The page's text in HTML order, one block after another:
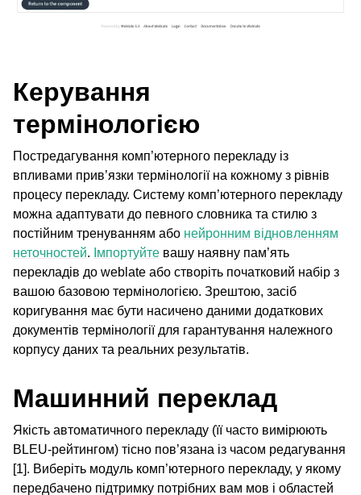
Керування
термінологією
Постредагування комп’ютерного перекладу із
впливами прив’язки термінології на кожному з рівнів
процесу перекладу. Систему комп’ютерного перекладу
можна адаптувати до певного словника та стилю з
постійним тренуванням або нейронним відновленням
неточностей. Імпортуйте вашу наявну пам’ять
перекладів до weblate або створіть початковий набір з
вашою базовою термінологією. Зрештою, засіб
коригування має бути насичено даними додаткових
документів термінології для гарантування належного
корпусу даних та реальних результатів.
Машинний переклад
Якість автоматичного перекладу (її часто вимірюють
BLEU-рейтингом) тісно пов’язана із часом редагування
[1]. Виберіть модуль комп’ютерного перекладу, у якому
передбачено підтримку потрібних вам мов і областей